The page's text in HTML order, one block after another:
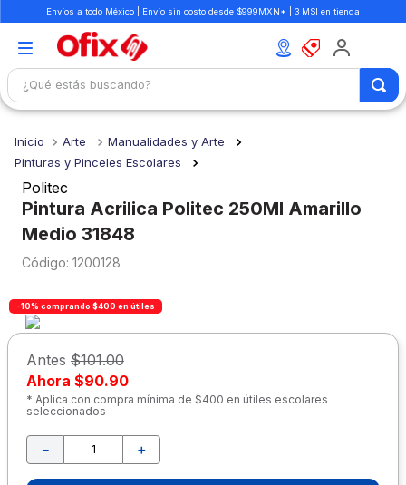
Envíos a todo México | Envío sin costo desde $999MXN* | 3 MSI en tienda
¿Qué estás buscando?
Arte
Manualidades y Arte
Pinturas y Pinceles Escolares
Politec
Pintura Acrilica Politec 250Ml Amarillo
Medio 31848
: 1200128
-10% comprando $400 en útiles
Antes $101.00
Ahora $90.90
* Aplica con compra mínima de $400 en útiles escolares
seleccionados
＋
－
1.
mochilas
2
3.
cuaderno
4.
cuadernos
colores
6.
boligrafo
7.
escritorio
8 .
sacapuntas
9
lapiz
10. escolar